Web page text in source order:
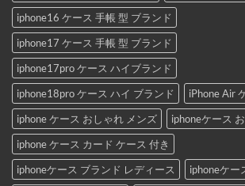
iphone16 ケース 手帳 型 ブランド
iphone17 ケース 手帳 型 ブランド
iphone17pro ケース ハイブランド
iphone18pro ケース ハイ ブランド
iPhone Air
iphone ケース おしゃれ メンズ
iphoneケース
iphone ケース カード ケース 付き
iphoneケース ブランド レディース
iphoneケー